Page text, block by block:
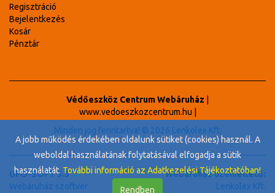
Regisztráció
Bejelentkezés
Kosár
Pénztár
Védőeszköz Centrum Webáruház
www.vedoeszkozcentrum.hu
Minden jog fenntartva! © 2026 Lenkolex Kft.
UFO-SOFT 3.5
Webáruház szoftver
Webáruház üzemeltető:
Lenkolex Kft.
A jobb működés érdekében oldalunk sütiket (cookies) használ. A
weboldal használatának folytatásával elfogadja a sütik
használatát.További információ az Adatkezelési Tájékoztatóban!
Rendben